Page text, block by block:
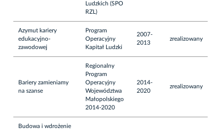
Ludzkich (SPO
RZL)
Azymut kariery
edukacyjno-
zawodowej
Program
Operacyjny
Kapitał Ludzki
2007-
2013
zrealizowany
Bariery zamieniamy
na szanse
Regionalny
Program
Operacyjny
Województwa
Małopolskiego
2014-2020
2014-
2020
zrealizowany
Budowa i wdrożenie